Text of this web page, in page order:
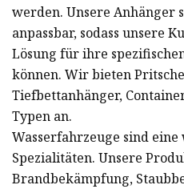
werden. Unsere Anhänger
anpassbar, sodass unsere
Lösung für ihre
können. Wir bieten
Tiefbettanhänger,
Typen an.
Wasserfahrzeuge sind
Spezialitäten. Unsere
Brandbekämpfung,